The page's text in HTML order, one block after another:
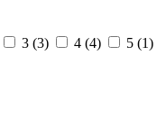
3 (3) 4 (4) 5 (1)